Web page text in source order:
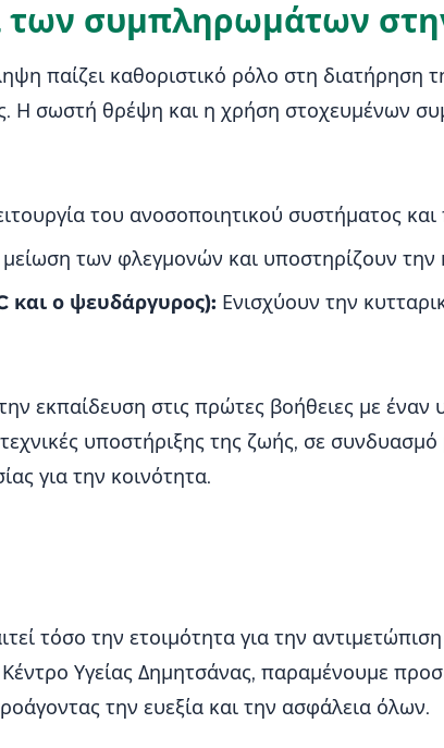
των συμπληρωμάτων
παίζει καθοριστικό ρόλο στη διατήρηση
Η σωστή θρέψη και η χρήση στοχευμένων
του ανοσοποιητικού συστήματος
των φλεγμονών και υποστηρίζουν την
και ο ψευδάργυρος): Ενισχύουν την
εκπαίδευση στις πρώτες βοήθειες με έναν
υποστήριξης της ζωής, σε
για την κοινότητα.
τόσο την ετοιμότητα για την
Υγείας Δημητσάνας, παραμένουμε
την ευεξία και την ασφάλεια όλων.